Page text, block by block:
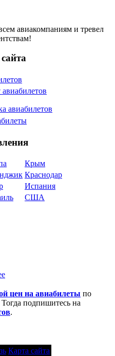
авиакомпаниям и тревел
авиабилетов
Крым
Краснодар
Испания
США
цен на авиабилеты по
подпишитесь на
.
Карта сайта